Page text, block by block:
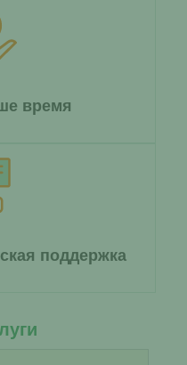
время
поддержка